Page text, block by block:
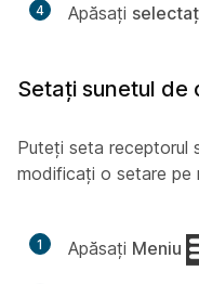
4 Apăsați
Setați sunetul de
Puteți seta receptorul
modificați o setare pe
1 Apăsați Meniu